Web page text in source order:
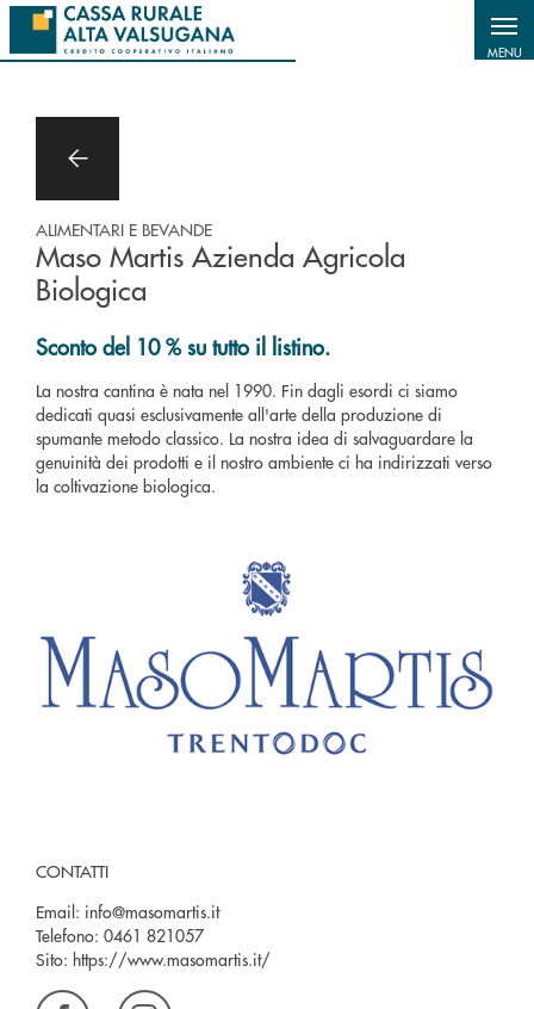
Salta al contenuto principale
MENU
ALIMENTARI E BEVANDE
Maso Martis Azienda Agricola
Biologica
Sconto del 10 % su tutto il listino.
La nostra cantina è nata nel 1990. Fin dagli esordi ci siamo
dedicati quasi esclusivamente all'arte della produzione di
spumante metodo classico. La nostra idea di salvaguardare la
genuinità dei prodotti e il nostro ambiente ci ha indirizzati verso
la coltivazione biologica.
CONTATTI
Email: info@masomartis.it
Telefono: 0461 821057
Sito: https://www.masomartis.it/